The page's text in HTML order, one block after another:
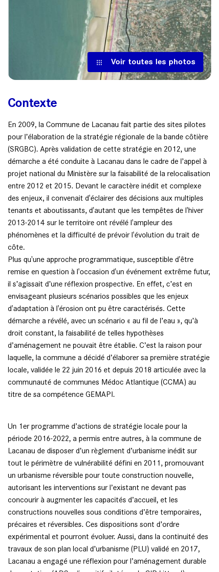
Voir toutes les photos
Contexte
En 2009, la Commune de Lacanau fait partie des sites pilotes
pour l’élaboration de la stratégie régionale de la bande côtière
(SRGBC). Après validation de cette stratégie en 2012, une
démarche a été conduite à Lacanau dans le cadre de l’appel à
projet national du Ministère sur la faisabilité de la relocalisation
entre 2012 et 2015. Devant le caractère inédit et complexe
des enjeux, il convenait d'éclairer des décisions aux multiples
tenants et aboutissants, d'autant que les tempêtes de l'hiver
2013-2014 sur le territoire ont révélé l'ampleur des
phénomènes et la difficulté de prévoir l'évolution du trait de
côte.
Plus qu'une approche programmatique, susceptible d'être
remise en question à l'occasion d'un événement extrême futur,
il s’agissait d’une réflexion prospective. En effet, c’est en
envisageant plusieurs scénarios possibles que les enjeux
d'adaptation à l'érosion ont pu être caractérisés. Cette
démarche a révélé, avec un scénario « au fil de l’eau », qu’à
droit constant, la faisabilité de telles hypothèses
d’aménagement ne pouvait être établie. C’est la raison pour
laquelle, la commune a décidé d’élaborer sa première stratégie
locale, validée le 22 juin 2016 et depuis 2018 articulée avec la
communauté de communes Médoc Atlantique (CCMA) au
titre de sa compétence GEMAPI.
Un 1er programme d’actions de stratégie locale pour la
période 2016-2022, a permis entre autres, à la commune de
Lacanau de disposer d’un règlement d’urbanisme inédit sur
tout le périmètre de vulnérabilité défini en 2011, promouvant
un urbanisme réversible pour toute construction nouvelle,
autorisant les interventions sur l’existant ne devant pas
concourir à augmenter les capacités d’accueil, et les
constructions nouvelles sous conditions d’être temporaires,
précaires et réversibles. Ces dispositions sont d’ordre
expérimental et pourront évoluer. Aussi, dans la continuité des
travaux de son plan local d’urbanisme (PLU) validé en 2017,
Lacanau a engagé une réflexion pour l’aménagement durable